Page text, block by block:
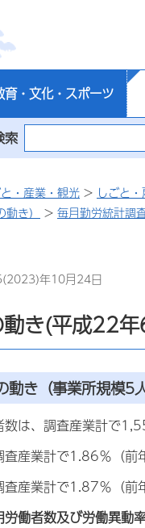
育・文化・スポーツ
索
・産業・観光 > しごと
き）
> 毎月勤労統計調
年10月24日
き(平成22
動き（事業所規模5
数は、調査産業計で
査産業計で1.86％（前
産業計で1.87％（前
働者数及び労働異動